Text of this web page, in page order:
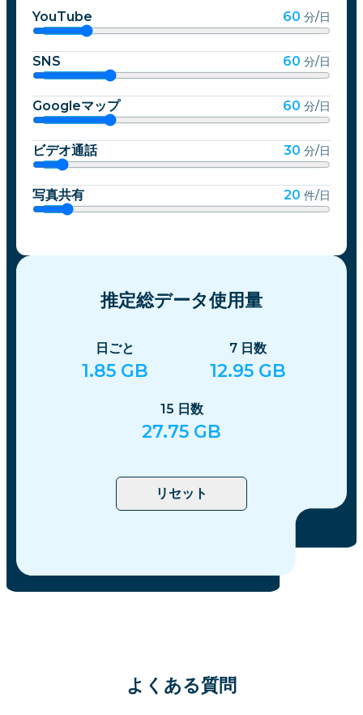
YouTube 60 分/日
SNS 60 分/日
Googleマップ 60 分/日
ビデオ通話 30 分/日
写真共有 20 件/日
推定総データ使用量
日ごと
1.85 GB
7 日数
12.95 GB
15 日数
27.75 GB
リセット
よくある質問